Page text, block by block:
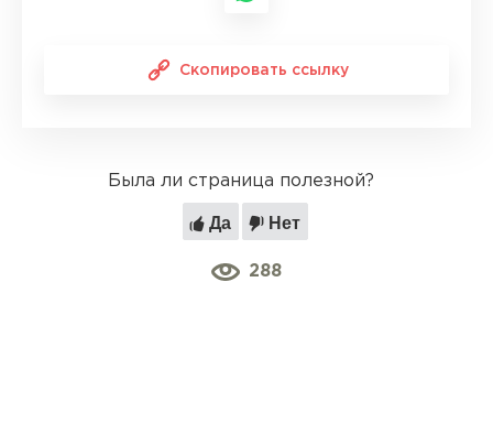
Скопировать ссылку
Была ли страница полезной?
Да Нет
288